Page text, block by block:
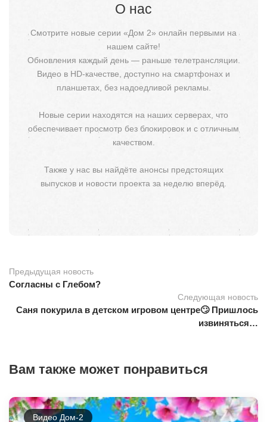
О нас
Смотрите новые серии «Дом 2» онлайн первыми на
нашем сайте!
Обновления каждый день — раньше телетрансляции.
Видео в HD-качестве, доступно на смартфонах и
планшетах, без надоедливой рекламы.
Новые серии находятся на наших серверах, что
обеспечивает просмотр без блокировок и с отличным
качеством.
Также у нас вы найдёте анонсы предстоящих
выпусков и новости проекта за неделю вперёд.
Предыдущая новость
Согласны с Глебом?
Следующая новость
Саня покурила в детском игровом центре🙄 Пришлось
извиняться…
Вам также может понравиться
Видео Дом-2